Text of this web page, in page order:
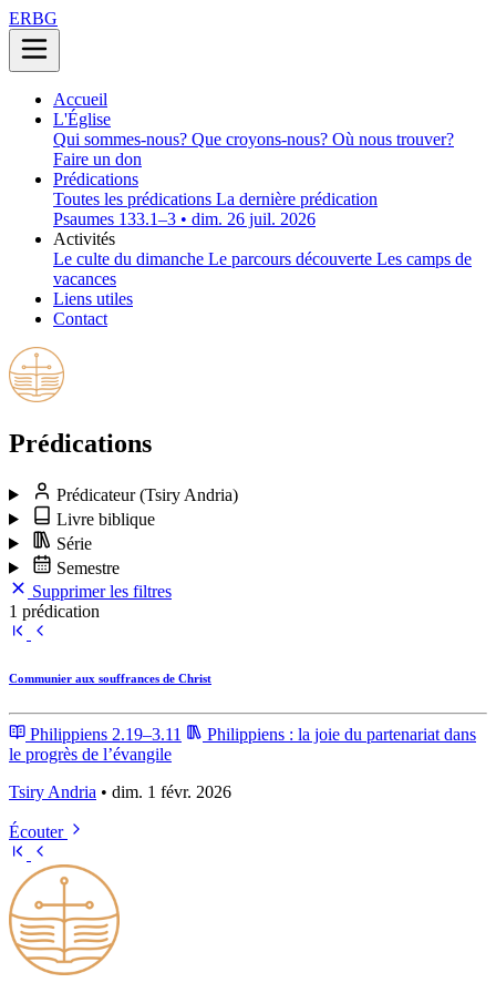
ERBG
Accueil
L'Église
Qui sommes-nous? Que croyons-nous? Où nous trouver?
Faire un don
Prédications
Toutes les prédications La dernière prédication
Psaumes 133.1–3 • dim. 26 juil. 2026
Activités
Le culte du dimanche Le parcours découverte Les camps de
vacances
Liens utiles
Contact
Prédications
Prédicateur(Tsiry Andria)
Livre biblique
Série
Semestre
Supprimer les filtres
1 prédication
Communier aux souffrances de Christ
Philippiens 2.19–3.11
Philippiens : la joie du partenariat dans
le progrès de l’évangile
Tsiry Andria • dim. 1 févr. 2026
Écouter